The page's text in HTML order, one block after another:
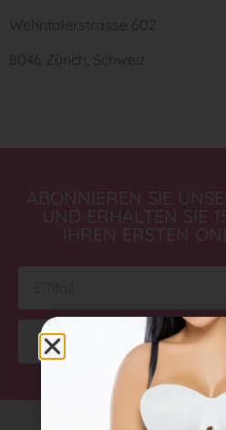
Wehntalerstrasse 602
8046 Zürich, Schweiz
ABONNIEREN SIE
UND ERHALTEN SIE
IHREN ERSTEN